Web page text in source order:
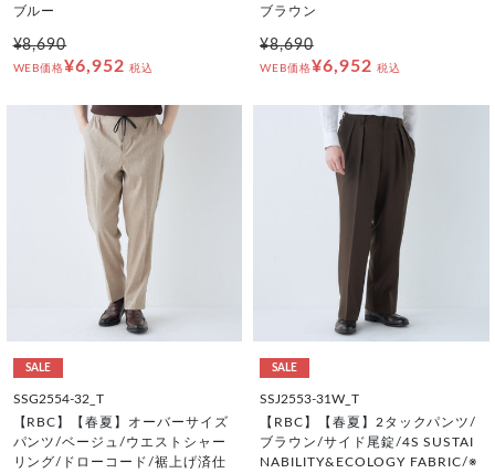
ブルー
¥8,690
WEB価格¥6,952 税込
ブラウン
¥8,690
WEB価格¥6,952 税込
SALE
SSG2554-32_T
【RBC】【春夏】オーバーサイズ
パンツ/ベージュ/ウエストシャー
リング/ドローコード/裾上げ済仕
SALE
SSJ2553-31W_T
【RBC】【春夏】2タックパンツ/
ブラウン/サイド尾錠/4S SUSTAI
NABILITY&ECOLOGY FABRIC/※